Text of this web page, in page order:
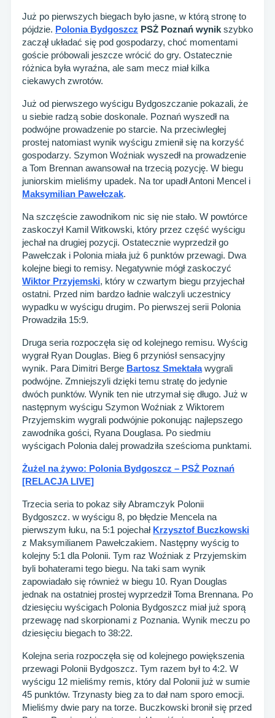
Już po pierwszych biegach było jasne, w którą stronę to
pójdzie. Polonia Bydgoszcz PSŻ Poznań wynik szybko
zaczął układać się pod gospodarzy, choć momentami
goście próbowali jeszcze wrócić do gry. Ostatecznie
różnica była wyraźna, ale sam mecz miał kilka
ciekawych zwrotów.
Już od pierwszego wyścigu Bydgoszczanie pokazali, że
u siebie radzą sobie doskonale. Poznań wyszedł na
podwójne prowadzenie po starcie. Na przeciwległej
prostej natomiast wynik wyścigu zmienił się na korzyść
gospodarzy. Szymon Woźniak wyszedł na prowadzenie
a Tom Brennan awansował na trzecią pozycję. W biegu
juniorskim mieliśmy upadek. Na tor upadł Antoni Mencel i
Maksymilian Pawełczak.
Na szczęście zawodnikom nic się nie stało. W powtórce
zaskoczył Kamil Witkowski, który przez część wyścigu
jechał na drugiej pozycji. Ostatecznie wyprzedził go
Pawełczak i Polonia miała już 6 punktów przewagi. Dwa
kolejne biegi to remisy. Negatywnie mógł zaskoczyć
Wiktor Przyjemski, który w czwartym biegu przyjechał
ostatni. Przed nim bardzo ładnie walczyli uczestnicy
wypadku w wyścigu drugim. Po pierwszej serii Polonia
Prowadziła 15:9.
Druga seria rozpoczęła się od kolejnego remisu. Wyścig
wygrał Ryan Douglas. Bieg 6 przyniósł sensacyjny
wynik. Para Dimitri Berge Bartosz Smektaławygrali
podwójne. Zmniejszyli dzięki temu stratę do jedynie
dwóch punktów. Wynik ten nie utrzymał się długo. Już w
następnym wyścigu Szymon Woźniak z Wiktorem
Przyjemskim wygrali podwójnie pokonując najlepszego
zawodnika gości, Ryana Douglasa. Po siedmiu
wyścigach Polonia dalej prowadziła sześcioma punktami.
Żużel na żywo: Polonia Bydgoszcz – PSŻ Poznań
[RELACJA LIVE]
Trzecia seria to pokaz siły Abramczyk Polonii
Bydgoszcz. w wyścigu 8, po błędzie Mencela na
pierwszym łuku, na 5:1 pojechał Krzysztof Buczkowski
z Maksymilianem Pawełczakiem. Następny wyścig to
kolejny 5:1 dla Polonii. Tym raz Woźniak z Przyjemskim
byli bohaterami tego biegu. Na taki sam wynik
zapowiadało się również w biegu 10. Ryan Douglas
jednak na ostatniej prostej wyprzedził Toma Brennana. Po
dziesięciu wyścigach Polonia Bydgoszcz miał już sporą
przewagę nad skorpionami z Poznania. Wynik meczu po
dziesięciu biegach to 38:22.
Kolejna seria rozpoczęła się od kolejnego powiększenia
przewagi Polonii Bydgoszcz. Tym razem był to 4:2. W
wyścigu 12 mieliśmy remis, który dal Polonii już w sumie
45 punktów. Trzynasty bieg za to dał nam sporo emocji.
Mieliśmy dwie pary na torze. Buczkowski bronił się przed